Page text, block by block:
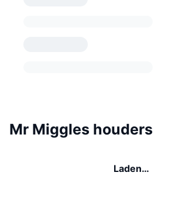
Mr Miggles houders
Laden…